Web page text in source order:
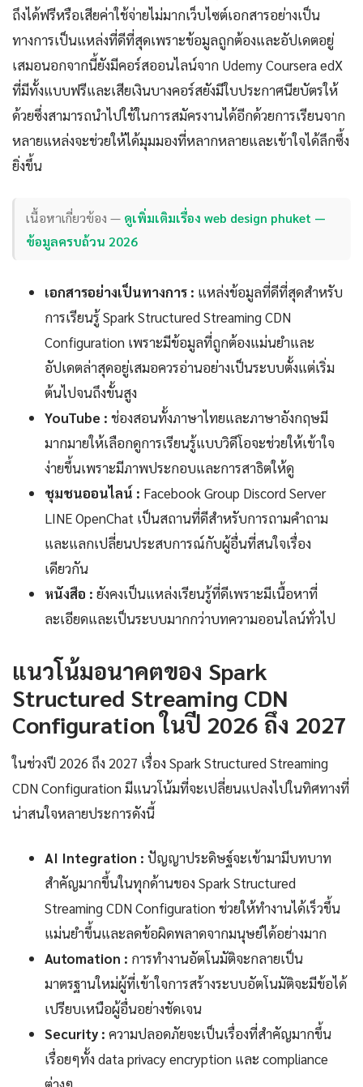
ถึงได้ฟรีหรือเสียค่าใช้จ่ายไม่มากเว็บไซต์เอกสารอย่างเป็น
ทางการเป็นแหล่งที่ดีที่สุดเพราะข้อมูลถูกต้องและอัปเดตอยู่
เสมอนอกจากนี้ยังมีคอร์สออนไลน์จาก Udemy Coursera edX
ที่มีทั้งแบบฟรีและเสียเงินบางคอร์สยังมีใบประกาศนียบัตรให้
ด้วยซึ่งสามารถนำไปใช้ในการสมัครงานได้อีกด้วยการเรียนจาก
หลายแหล่งจะช่วยให้ได้มุมมองที่หลากหลายและเข้าใจได้ลึกซึ้ง
ยิ่งขึ้น
เนื้อหาเกี่ยวข้อง — ดูเพิ่มเติมเรื่อง web design phuket —
ข้อมูลครบถ้วน 2026
เอกสารอย่างเป็นทางการ : แหล่งข้อมูลที่ดีที่สุดสำหรับ
การเรียนรู้ Spark Structured Streaming CDN
Configuration เพราะมีข้อมูลที่ถูกต้องแม่นยำและ
อัปเดตล่าสุดอยู่เสมอควรอ่านอย่างเป็นระบบตั้งแต่เริ่ม
ต้นไปจนถึงขั้นสูง
YouTube : ช่องสอนทั้งภาษาไทยและภาษาอังกฤษมี
มากมายให้เลือกดูการเรียนรู้แบบวิดีโอจะช่วยให้เข้าใจ
ง่ายขึ้นเพราะมีภาพประกอบและการสาธิตให้ดู
ชุมชนออนไลน์ : Facebook Group Discord Server
LINE OpenChat เป็นสถานที่ดีสำหรับการถามคำถาม
และแลกเปลี่ยนประสบการณ์กับผู้อื่นที่สนใจเรื่อง
เดียวกัน
หนังสือ : ยังคงเป็นแหล่งเรียนรู้ที่ดีเพราะมีเนื้อหาที่
ละเอียดและเป็นระบบมากกว่าบทความออนไลน์ทั่วไป
แนวโน้มอนาคตของ Spark
Structured Streaming CDN
Configuration ในปี 2026 ถึง 2027
ในช่วงปี 2026 ถึง 2027 เรื่อง Spark Structured Streaming
CDN Configuration มีแนวโน้มที่จะเปลี่ยนแปลงไปในทิศทางที่
น่าสนใจหลายประการดังนี้
AI Integration : ปัญญาประดิษฐ์จะเข้ามามีบทบาท
สำคัญมากขึ้นในทุกด้านของ Spark Structured
Streaming CDN Configuration ช่วยให้ทำงานได้เร็วขึ้น
แม่นยำขึ้นและลดข้อผิดพลาดจากมนุษย์ได้อย่างมาก
Automation : การทำงานอัตโนมัติจะกลายเป็น
มาตรฐานใหม่ผู้ที่เข้าใจการสร้างระบบอัตโนมัติจะมีข้อได้
เปรียบเหนือผู้อื่นอย่างชัดเจน
Security : ความปลอดภัยจะเป็นเรื่องที่สำคัญมากขึ้น
เรื่อยๆทั้ง data privacy encryption และ compliance